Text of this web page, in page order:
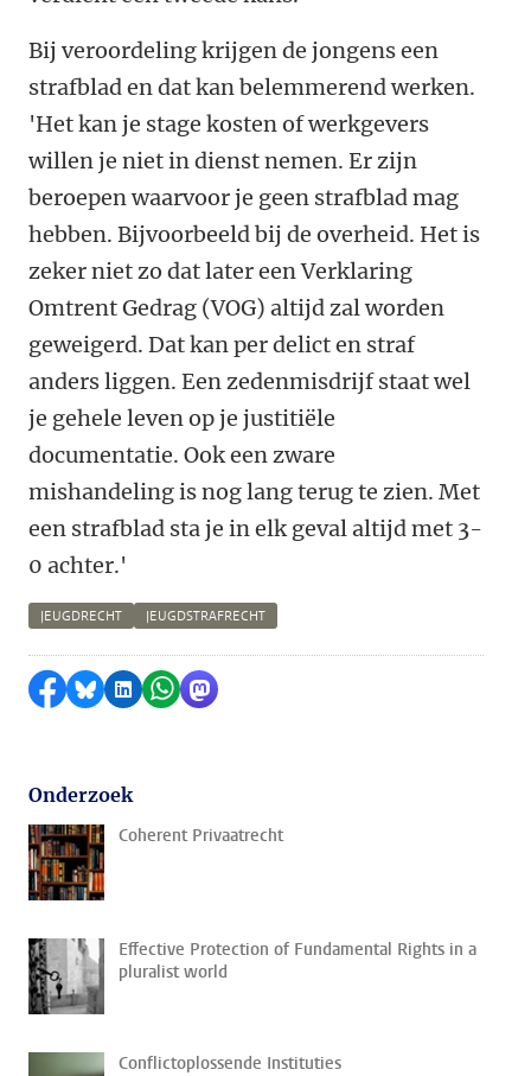
Bij veroordeling krijgen de jongens een
strafblad en dat kan belemmerend werken.
'Het kan je stage kosten of werkgevers
willen je niet in dienst nemen. Er zijn
beroepen waarvoor je geen strafblad mag
hebben. Bijvoorbeeld bij de overheid. Het is
zeker niet zo dat later een Verklaring
Omtrent Gedrag (VOG) altijd zal worden
geweigerd. Dat kan per delict en straf
anders liggen. Een zedenmisdrijf staat wel
je gehele leven op je justitiële
documentatie. Ook een zware
mishandeling is nog lang terug te zien. Met
een strafblad sta je in elk geval altijd met 3-
0 achter.'
JEUGDRECHT JEUGDSTRAFRECHT
Delen op Facebook
Delen via Bluesky
Delen op LinkedIn
Delen via WhatsApp
Delen via Mastodon
Onderzoek
Coherent Privaatrecht
Effective Protection of Fundamental Rights in a
pluralist world
Conflictoplossende Instituties